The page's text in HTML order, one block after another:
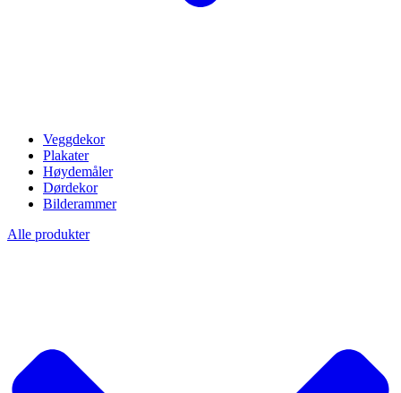
Veggdekor
Plakater
Høydemåler
Dørdekor
Bilderammer
Alle produkter